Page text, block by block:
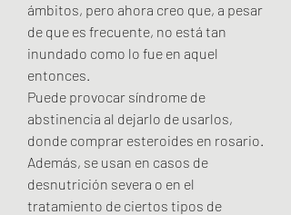
ámbitos, pero ahora creo que, a pesar
de que es frecuente, no está tan
inundado como lo fue en aquel
entonces.
Puede provocar síndrome de
abstinencia al dejarlo de usarlos,
donde comprar esteroides en rosario.
Además, se usan en casos de
desnutrición severa o en el
tratamiento de ciertos tipos de